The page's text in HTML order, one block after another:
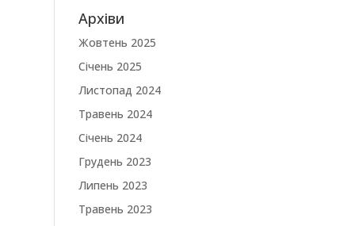
Архіви
Жовтень 2025
Січень 2025
Листопад 2024
Травень 2024
Січень 2024
Грудень 2023
Липень 2023
Травень 2023